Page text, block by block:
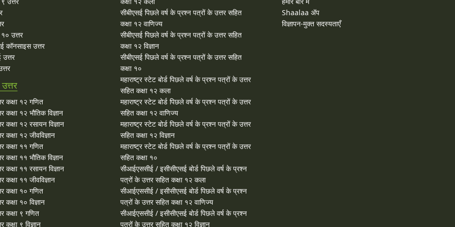
उत्तर
कॉनसाइस उत्तर
कक्षा १२ गणित
कक्षा १२ भौतिक विज्ञान
कक्षा १२ रसायन विज्ञान
कक्षा १२ जीवविज्ञान
कक्षा ११ गणित
कक्षा ११ भौतिक विज्ञान
कक्षा ११ रसायन विज्ञान
कक्षा ११ जीवविज्ञान
कक्षा १० गणित
कक्षा १० विज्ञान
कक्षा ९ गणित
कक्षा ९ विज्ञान
सीबीएसई पिछले वर्ष के प्रश्न पत्रों के उत्तर सहित
कक्षा १२ वाणिज्य
सीबीएसई पिछले वर्ष के प्रश्न पत्रों के उत्तर सहित
कक्षा १२ विज्ञान
सीबीएसई पिछले वर्ष के प्रश्न पत्रों के उत्तर सहित
कक्षा १०
महाराष्ट्र स्टेट बोर्ड पिछले वर्ष के प्रश्न पत्रों के उत्तर
सहित कक्षा १२ कला
महाराष्ट्र स्टेट बोर्ड पिछले वर्ष के प्रश्न पत्रों के उत्तर
सहित कक्षा १२ वाणिज्य
महाराष्ट्र स्टेट बोर्ड पिछले वर्ष के प्रश्न पत्रों के उत्तर
सहित कक्षा १२ विज्ञान
महाराष्ट्र स्टेट बोर्ड पिछले वर्ष के प्रश्न पत्रों के उत्तर
सहित कक्षा १०
सीआईएससीई / इसीसीएसई बोर्ड पिछले वर्ष के प्रश्न
पत्रों के उत्तर सहित कक्षा १२ कला
सीआईएससीई / इसीसीएसई बोर्ड पिछले वर्ष के प्रश्न
पत्रों के उत्तर सहित कक्षा १२ वाणिज्य
सीआईएससीई / इसीसीएसई बोर्ड पिछले वर्ष के प्रश्न
पत्रों के उत्तर सहित कक्षा १२ विज्ञान
Shaalaa ॲप
विज्ञापन-मुक्त सदस्यताएँ